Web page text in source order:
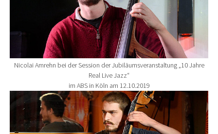
Nicolai Amrehn bei der Session der Jubiläumsveranstaltung „10 Jahre
Real Live Jazz“
im ABS in Köln am 12.10.2019
Show larger version for: